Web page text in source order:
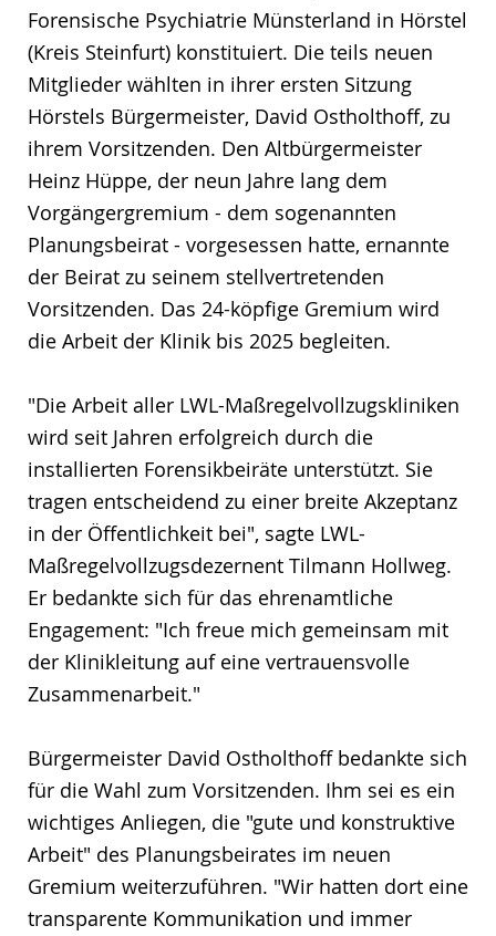
Forensische Psychiatrie Münsterland in Hörstel
(Kreis Steinfurt) konstituiert. Die teils neuen
Mitglieder wählten in ihrer ersten Sitzung
Hörstels Bürgermeister, David Ostholthoff, zu
ihrem Vorsitzenden. Den Altbürgermeister
Heinz Hüppe, der neun Jahre lang dem
Vorgängergremium - dem sogenannten
Planungsbeirat - vorgesessen hatte, ernannte
der Beirat zu seinem stellvertretenden
Vorsitzenden. Das 24-köpfige Gremium wird
die Arbeit der Klinik bis 2025 begleiten.
"Die Arbeit aller LWL-Maßregelvollzugskliniken
wird seit Jahren erfolgreich durch die
installierten Forensikbeiräte unterstützt. Sie
tragen entscheidend zu einer breite Akzeptanz
in der Öffentlichkeit bei", sagte LWL-
Maßregelvollzugsdezernent Tilmann Hollweg.
Er bedankte sich für das ehrenamtliche
Engagement: "Ich freue mich gemeinsam mit
der Klinikleitung auf eine vertrauensvolle
Zusammenarbeit."
Bürgermeister David Ostholthoff bedankte sich
für die Wahl zum Vorsitzenden. Ihm sei es ein
wichtiges Anliegen, die "gute und konstruktive
Arbeit" des Planungsbeirates im neuen
Gremium weiterzuführen. "Wir hatten dort eine
transparente Kommunikation und immer